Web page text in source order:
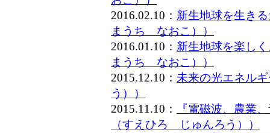
2016.02.10： 新生地球を生き
まうち なおこ））
2016.01.10： 新生地球を楽し
まうち なおこ））
2015.12.10： 未来の光エネル
う））
2015.11.10：
『電磁波、農業
（すえひろ じゅんろう））